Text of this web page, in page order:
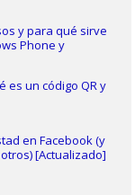
y para qué sirve
Phone y
es un código QR y
en Facebook (y
[Actualizado]